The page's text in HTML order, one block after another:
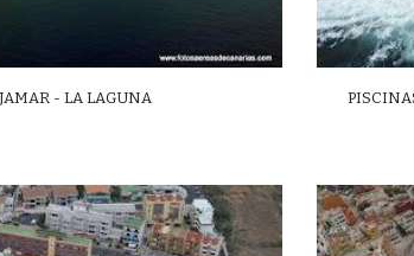
- LA LAGUNA